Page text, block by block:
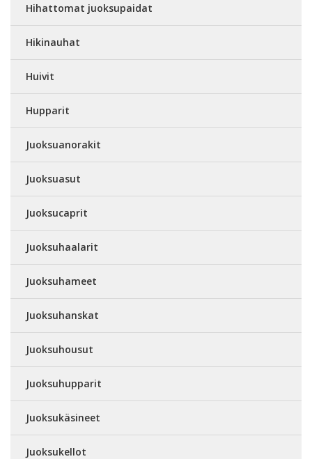
Hihattomat juoksupaidat
Hikinauhat
Huivit
Hupparit
Juoksuanorakit
Juoksuasut
Juoksucaprit
Juoksuhaalarit
Juoksuhameet
Juoksuhanskat
Juoksuhousut
Juoksuhupparit
Juoksukäsineet
Juoksukellot